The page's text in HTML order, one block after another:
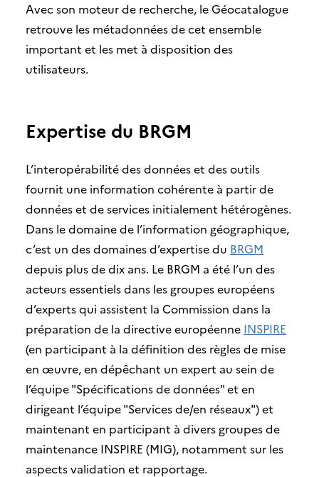
Avec son moteur de recherche, le Géocatalogue
retrouve les métadonnées de cet ensemble
important et les met à disposition des
utilisateurs.
Expertise du BRGM
L’interopérabilité des données et des outils
fournit une information cohérente à partir de
données et de services initialement hétérogènes.
Dans le domaine de l’information géographique,
c’est un des domaines d’expertise du BRGM
depuis plus de dix ans. Le BRGM a été l’un des
acteurs essentiels dans les groupes européens
d’experts qui assistent la Commission dans la
préparation de la directive européenne INSPIRE
(en participant à la définition des règles de mise
en œuvre, en dépêchant un expert au sein de
l’équipe "Spécifications de données" et en
dirigeant l’équipe "Services de/en réseaux") et
maintenant en participant à divers groupes de
maintenance INSPIRE (MIG), notamment sur les
aspects validation et rapportage.